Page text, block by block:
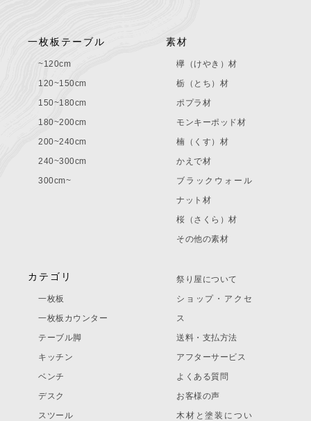
一枚板テーブル
~120cm
120~150cm
150~180cm
180~200cm
200~240cm
240~300cm
300cm~
素材
欅（けやき）材
栃（とち）材
ポプラ材
モンキーポッド材
楠（くす）材
かえで材
ブラックウォール
ナット材
桜（さくら）材
その他の素材
カテゴリ
一枚板
一枚板カウンター
テーブル脚
キッチン
ベンチ
デスク
スツール
祭り屋について
ショップ・アクセ
ス
送料・支払方法
アフターサービス
よくある質問
お客様の声
木材と塗装につい